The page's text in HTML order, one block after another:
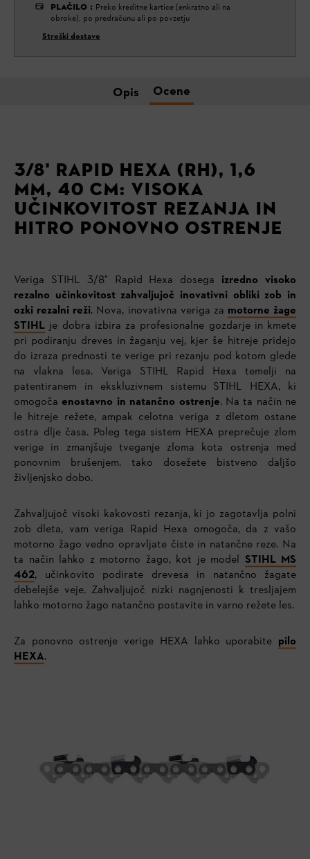
PLAČILO : Preko kreditne kartice (enkratno ali na
obroke), po predračunu ali po povzetju
Stroški dostave
Opis Ocene
3/8' RAPID HEXA (RH), 1,6
MM, 40 CM: VISOKA
UČINKOVITOST REZANJA IN
HITRO PONOVNO OSTRENJE
Veriga STIHL 3/8" Rapid Hexa dosega izredno visoko
rezalno učinkovitost zahvaljujoč inovativni obliki zob in
ozki rezalni reži. Nova, inovativna veriga za motorne žage
STIHL je dobra izbira za profesionalne gozdarje in kmete
pri podiranju dreves in žaganju vej, kjer še hitreje pridejo
do izraza prednosti te verige pri rezanju pod kotom glede
na vlakna lesa. Veriga STIHL Rapid Hexa temelji na
patentiranem in ekskluzivnem sistemu STIHL HEXA, ki
omogoča enostavno in natančno ostrenje. Na ta način ne
le hitreje režete, ampak celotna veriga z dletom ostane
ostra dlje časa. Poleg tega sistem HEXA preprečuje zlom
verige in zmanjšuje tveganje zloma kota ostrenja med
ponovnim brušenjem. tako dosežete bistveno daljšo
življenjsko dobo.
Zahvaljujoč visoki kakovosti rezanja, ki jo zagotavlja polni
zob dleta, vam veriga Rapid Hexa omogoča, da z vašo
motorno žago vedno opravljate čiste in natančne reze. Na
ta način lahko z motorno žago, kot je model STIHL MS
462, učinkovito podirate drevesa in natančno žagate
debelejše veje. Zahvaljujoč nizki nagnjenosti k tresljajem
lahko motorno žago natančno postavite in varno režete les.
Za ponovno ostrenje verige HEXA lahko uporabite pilo
HEXA.